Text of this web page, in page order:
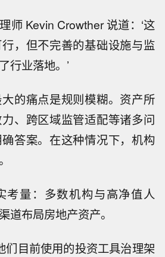
师 Kevin Crowther 说道：‘这
，但不完善的基础设施与监
行业落地。’
的痛点是规则模糊。资产所
、跨区域监管适配等诸多问
答案。在这种情况下，机构
考量：多数机构与高净值人
道布局房地产资产。
们目前使用的投资工具治理架